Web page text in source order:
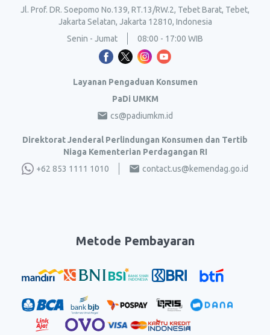
Jl. Prof. DR. Soepomo No.139, RT.13/RW.2, Tebet Barat, Tebet,
Jakarta Selatan, Jakarta 12810, Indonesia
Senin - Jumat
08:00 - 17:00 WIB
Layanan Pengaduan Konsumen
PaDi UMKM
cs@padiumkm.id
Direktorat Jenderal Perlindungan Konsumen dan Tertib
Niaga Kementerian Perdagangan RI
+62 853 1111 1010
contact.us@kemendag.go.id
Metode Pembayaran